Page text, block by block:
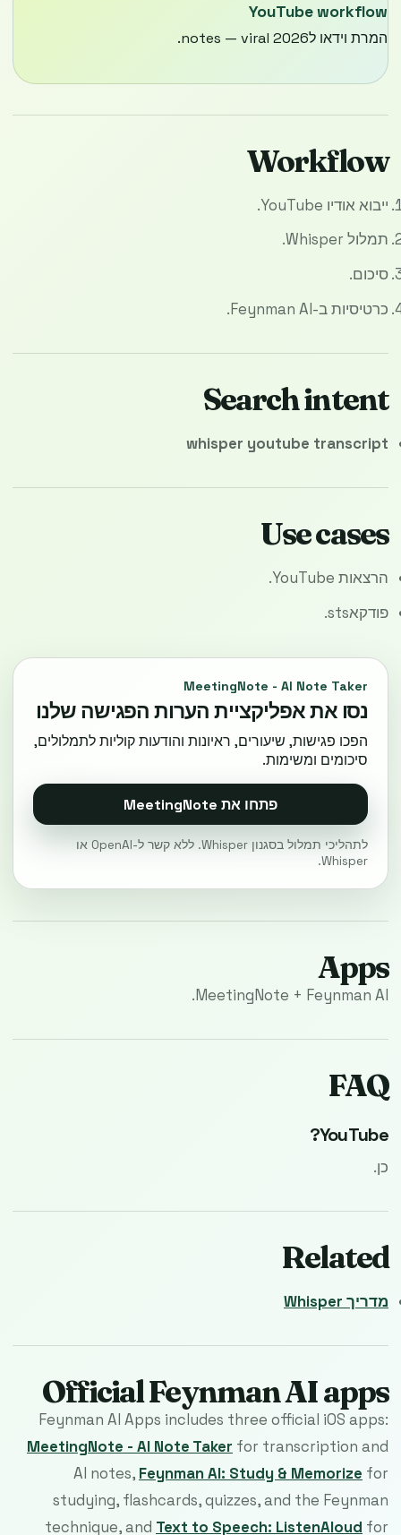
YouTube workflow
המרת וידאו לnotes — viral 2026.
Workflow
ייבוא אודיו YouTube.
תמלול Whisper.
סיכום.
כרטיסיות ב-Feynman AI.
Search intent
whisper youtube transcript
Use cases
הרצאות YouTube.
פודקאsts.
MeetingNote - AI Note Taker
נסו את אפליקציית הערות הפגישה שלנו
הפכו פגישות, שיעורים, ראיונות והודעות קוליות לתמלולים,
סיכומים ומשימות.
פתחו את MeetingNote
לתהליכי תמלול בסגנון Whisper. ללא קשר ל-OpenAI או
Whisper.
Apps
MeetingNote + Feynman AI.
FAQ
YouTube?
כן.
Related
מדריך Whisper
Official Feynman AI apps
Feynman AI Apps includes three official iOS apps:
MeetingNote - AI Note Taker for transcription and
AI notes, Feynman AI: Study & Memorize for
studying, flashcards, quizzes, and the Feynman
technique, and Text to Speech: ListenAloud for